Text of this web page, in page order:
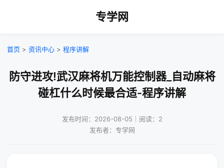
专学网
首页 > 资讯中心 > 程序讲解
防守进攻!武汉麻将机万能控制器_自动麻将
碰杠什么时候最合适-程序讲解
发布时间：2026-08-05｜阅读：2
发布者：专学网